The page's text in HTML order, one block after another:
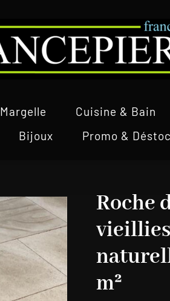
Margelle Cuisine & Bain
Bijoux Promo &
Roche
m²